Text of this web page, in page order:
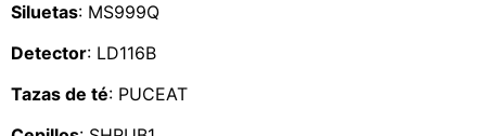
Siluetas: MS999Q
Detector: LD116B
Tazas de té: PUCEAT